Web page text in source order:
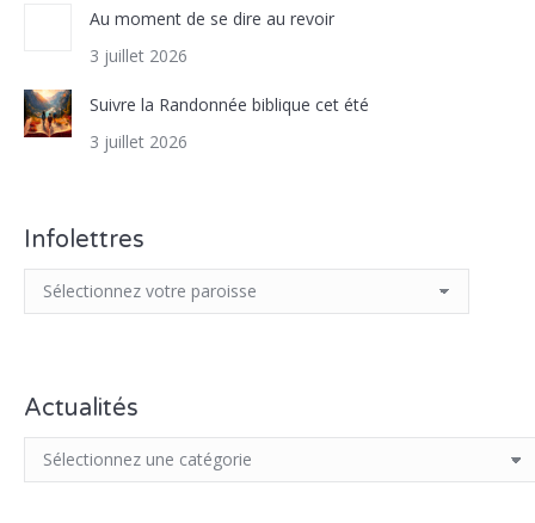
Au moment de se dire au revoir
3 juillet 2026
Suivre la Randonnée biblique cet été
3 juillet 2026
Infolettres
Actualités